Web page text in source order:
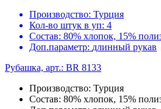
Производство: Турция
Кол-во штук в уп: 4
Состав: 80% хлопок, 15%
Доп.параметр: длинный рукав
Рубашка, арт.: BR 8133
Производство: Турция
Состав: 80% хлопок, 15%